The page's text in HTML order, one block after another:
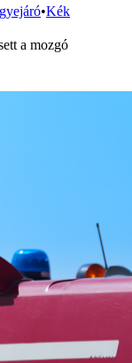
•Kék
a mozgó